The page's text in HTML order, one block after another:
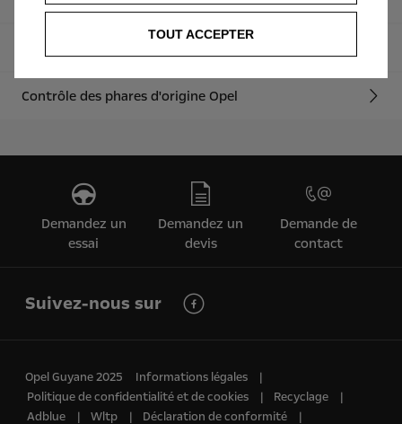
Contrôle des phares d'origine Opel
Demandez un
essai
Demandez un
devis
Demande de
contact
Suivez-nous sur
Opel Guyane 2025
Informations légales
Politique de confidentialité et de cookies
Recyclage
Adblue
Wltp Déclaration de conformité
TOUT ACCEPTER